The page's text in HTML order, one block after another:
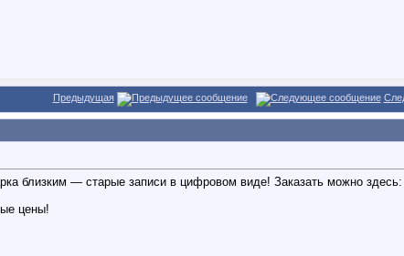
Предыдущая
близким — старые записи в цифровом виде! Заказать можно
цены!